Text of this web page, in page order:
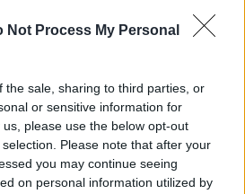
Not Process My Personal
the sale, sharing to third parties, or
or sensitive information for
please use the below opt-out
Please note that after your
you may continue seeing
on personal information utilized by
(486)